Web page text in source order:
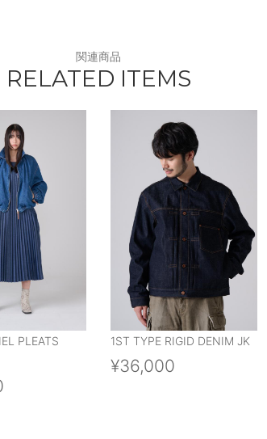
関連商品
RELATED ITEMS
PLEATS
1ST TYPE RIGID DENIM JK
¥36,000